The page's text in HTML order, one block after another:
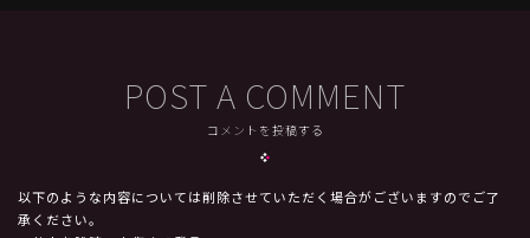
POST A COMMENT
コメントを投稿する
以下のような内容については削除させていただく場合がございますのでご了
承ください。